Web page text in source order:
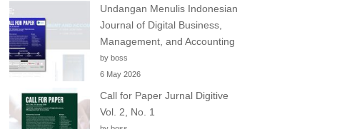
Undangan Menulis Indonesian
Journal of Digital Business,
Management, and Accounting
by boss
6 May 2026
Call for Paper Jurnal Digitive
Vol. 2, No. 1